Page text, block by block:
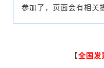
参加了，页面会有相关
【全国发